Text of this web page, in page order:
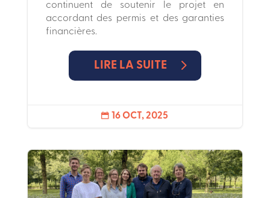
continuent de soutenir le projet en
accordant des permis et des garanties
financières.
LIRE LA SUITE
 16 OCT, 2025